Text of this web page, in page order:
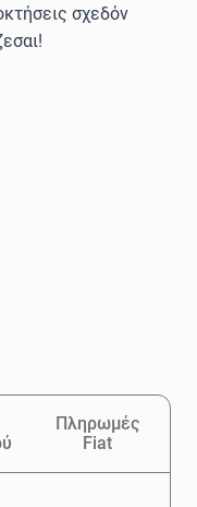
σχεδόν
Πληρωμές
Fiat